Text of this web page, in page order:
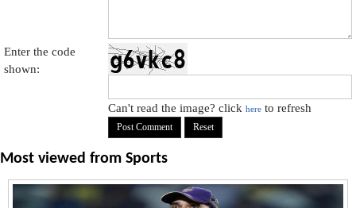
Enter the code
shown:
Can't read the image? clickhere to refresh
Most viewed from Sports